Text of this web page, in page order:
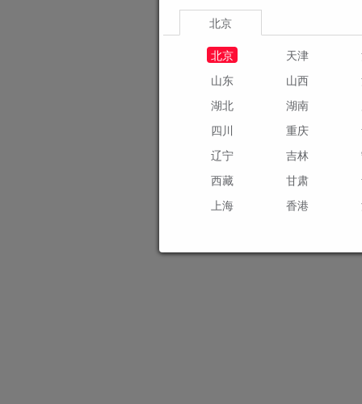
北京
北京
天津
山东
山西
湖北
湖南
四川
重庆
辽宁
吉林
西藏
甘肃
上海
香港